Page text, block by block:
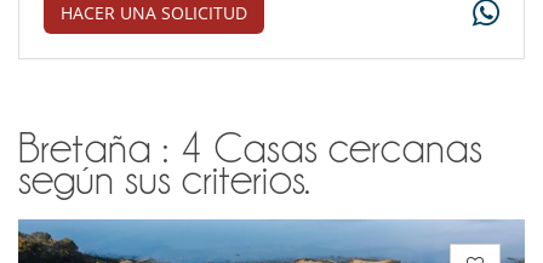
HACER UNA SOLICITUD
Bretaña : 4 Casas cercanas
según sus criterios.